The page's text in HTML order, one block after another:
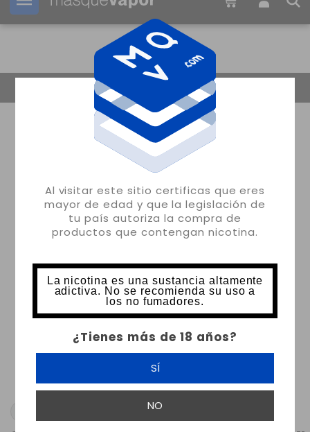
Al visitar este sitio certificas que eres
mayor de edad y que la legislación de
tu país autoriza la compra de
productos que contengan nicotina.
La nicotina es una sustancia altamente
adictiva. No se recomienda su uso a
los no fumadores.
¿Tienes más de 18 años?
SÍ
NO
Tu pedido puede ser enviado en 24m: 45s